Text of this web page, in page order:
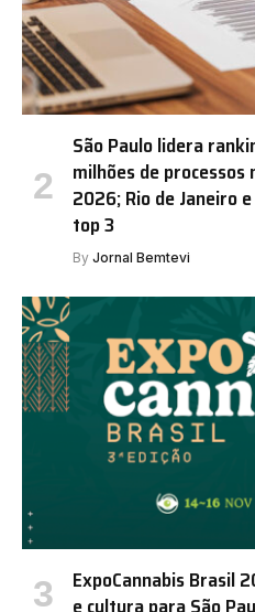
São Paulo lidera
milhões de
2026; Rio de Janeiro
top 3
By Jornal Bemtevi
ExpoCannabis Brasil